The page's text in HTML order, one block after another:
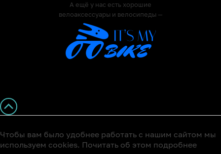
А ещё у нас есть хорошие
велоаксессуары и велосипеды —
Чтобы вам было удобнее работать с нашим сайтом мы
используем cookies. Почитать об этом подробнее